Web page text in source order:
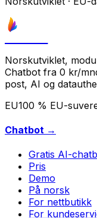
Norskutviklet,
Chatbot fra 0 kr/
post, AI og
EU100 % EU-
Chatbot →
Gratis AI-
Pris
Demo
På norsk
For nettbutikk
For